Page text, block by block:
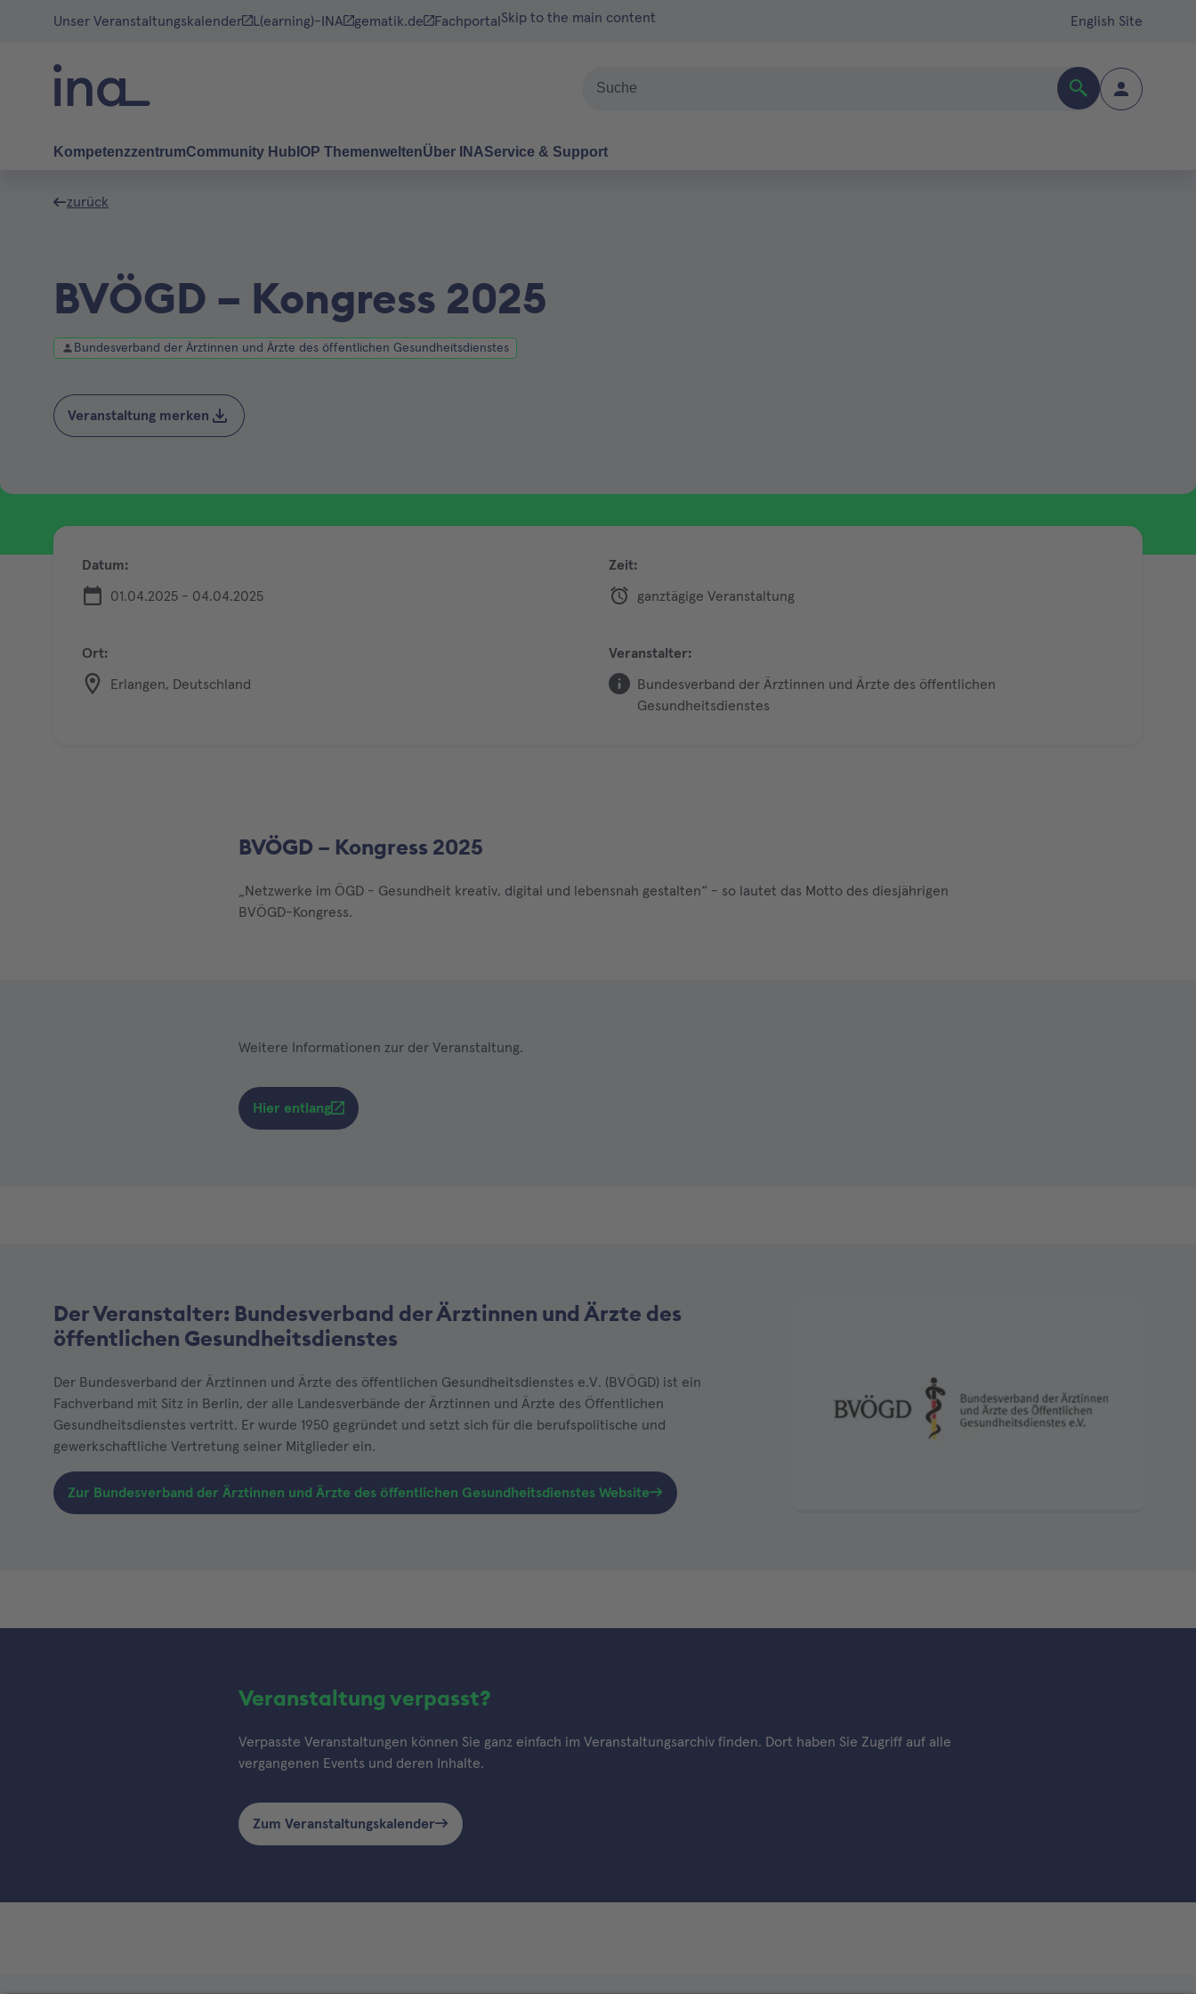
Unser Veranstaltungskalender L(earning)-INA gematik.de Fachportal Skip to the main content English Site
Suche
KompetenzzentrumCommunity Hub IOP ThemenweltenÜber INAService & Support
zurück
BVÖGD – Kongress 2025
Bundesverband der Ärztinnen und Ärzte des öffentlichen Gesundheitsdienstes
Veranstaltung merken
Datum:
01.04.2025 - 04.04.2025
Zeit:
ganztägige Veranstaltung
Ort:
Erlangen, Deutschland
Veranstalter:
Bundesverband der Ärztinnen und Ärzte des öffentlichen
Gesundheitsdienstes
BVÖGD – Kongress 2025
„Netzwerke im ÖGD - Gesundheit kreativ, digital und lebensnah gestalten“ - so lautet das Motto des diesjährigen
BVÖGD-Kongress.
Weitere Informationen zur der Veranstaltung.
Hier entlang
Der Veranstalter: Bundesverband der Ärztinnen und Ärzte des
öffentlichen Gesundheitsdienstes
Der Bundesverband der Ärztinnen und Ärzte des öffentlichen Gesundheitsdienstes e.V. (BVÖGD) ist ein
Fachverband mit Sitz in Berlin, der alle Landesverbände der Ärztinnen und Ärzte des Öffentlichen
Gesundheitsdienstes vertritt. Er wurde 1950 gegründet und setzt sich für die berufspolitische und
gewerkschaftliche Vertretung seiner Mitglieder ein.
Zur Bundesverband der Ärztinnen und Ärzte des öffentlichen Gesundheitsdienstes Website
Veranstaltung verpasst?
Verpasste Veranstaltungen können Sie ganz einfach im Veranstaltungsarchiv finden. Dort haben Sie Zugriff auf alle
vergangenen Events und deren Inhalte.
Zum Veranstaltungskalender